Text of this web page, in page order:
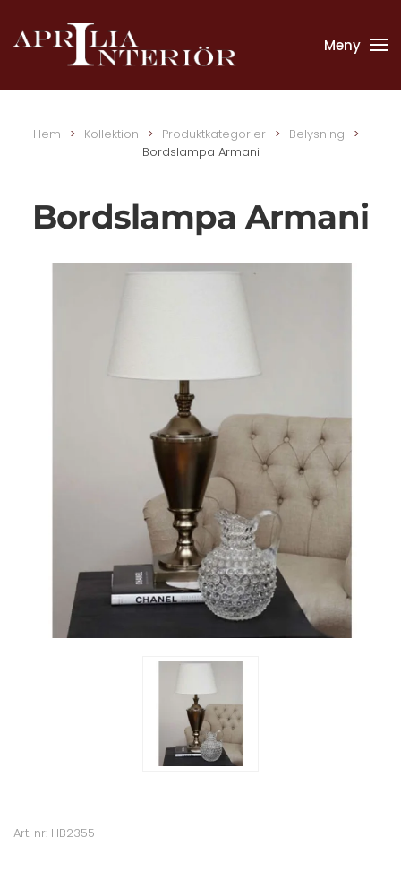
Skip to main content Meny
Hem Kollektion Produktkategorier
Belysning
Bordslampa Armani
Bordslampa Armani
Art. nr: HB2355